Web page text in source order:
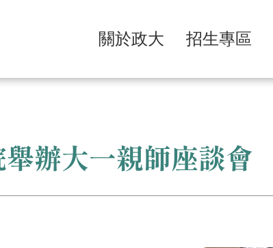
關於政大 招生專區
辦大一親師座談會